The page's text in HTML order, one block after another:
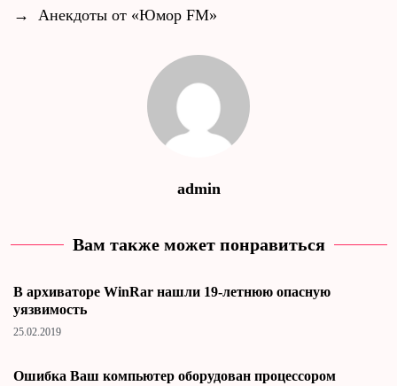
→
Анекдоты от «Юмор FM»
admin
Вам также может понравиться
В архиваторе WinRar нашли 19-летнюю опасную
уязвимость
25.02.2019
Ошибка Ваш компьютер оборудован процессором